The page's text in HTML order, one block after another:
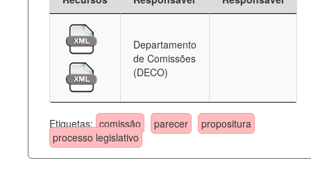
Departamento
de Comissões
(DECO)
Etiquetas: comissão parecer
propositura
processo legislativo